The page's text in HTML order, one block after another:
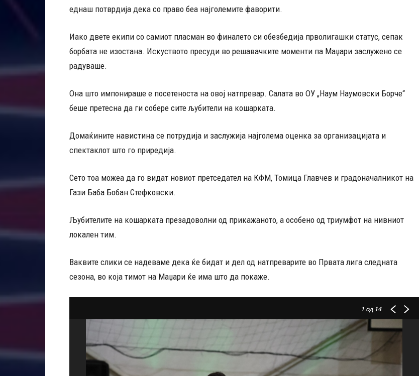
еднаш потврдија дека со право беа најголемите фаворити.
Иако двете екипи со самиот пласман во финалето си обезбедија прволигашки статус, сепак
борбата не изостана. Искуството пресуди во решавачките моменти па Маџари заслужено се
радуваше.
Она што импонираше е посетеноста на овој натпревар. Салата во ОУ „Наум Наумовски Борче“
беше претесна да ги собере сите љубители на кошарката.
Домаќините навистина се потрудија и заслужија најголема оценка за организацијата и
спектаклот што го приредија.
Сето тоа можеа да го видат новиот претседател на КФМ, Томица Глaвчев и градоначалникот на
Гази Баба Бобан Стефковски.
Љубителите на кошарката презадоволни од прикажаното, а особено од триумфот на нивниот
локален тим.
Ваквите слики се надеваме дека ќе бидат и дел од натпреварите во Првата лига следната
сезона, во која тимот на Маџари ќе има што да покаже.
1 од 14